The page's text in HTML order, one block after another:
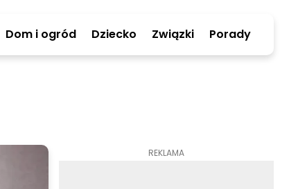
Dom i ogród Dziecko Związki Porady
REKLAMA